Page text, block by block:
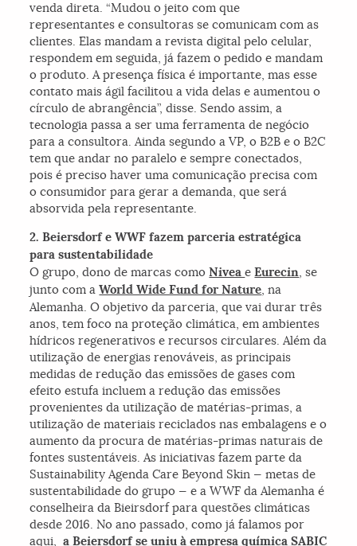
venda direta. “Mudou o jeito com que
representantes e consultoras se comunicam com as
clientes. Elas mandam a revista digital pelo celular,
respondem em seguida, já fazem o pedido e mandam
o produto. A presença física é importante, mas esse
contato mais ágil facilitou a vida delas e aumentou o
círculo de abrangência”, disse. Sendo assim, a
tecnologia passa a ser uma ferramenta de negócio
para a consultora. Ainda segundo a VP, o B2B e o B2C
tem que andar no paralelo e sempre conectados,
pois é preciso haver uma comunicação precisa com
o consumidor para gerar a demanda, que será
absorvida pela representante.
2.Beiersdorf e WWF fazem parceria estratégica
para sustentabilidade
O grupo, dono de marcas comoNiveaeEurecin, se
junto com aWorld Wide Fund for Nature, na
Alemanha. O objetivo da parceria, que vai durar três
anos, tem foco na proteção climática, em ambientes
hídricos regenerativos e recursos circulares. Além da
utilização de energias renováveis, as principais
medidas de redução das emissões de gases com
efeito estufa incluem a redução das emissões
provenientes da utilização de matérias-primas, a
utilização de materiais reciclados nas embalagens e o
aumento da procura de matérias-primas naturais de
fontes sustentáveis. As iniciativas fazem parte da
Sustainability Agenda Care Beyond Skin — metas de
sustentabilidade do grupo — e a WWF da Alemanha é
conselheira da Bieirsdorf para questões climáticas
desde 2016. No ano passado, como já falamos por
aqui,a Beiersdorf se uniu à empresa química SABIC